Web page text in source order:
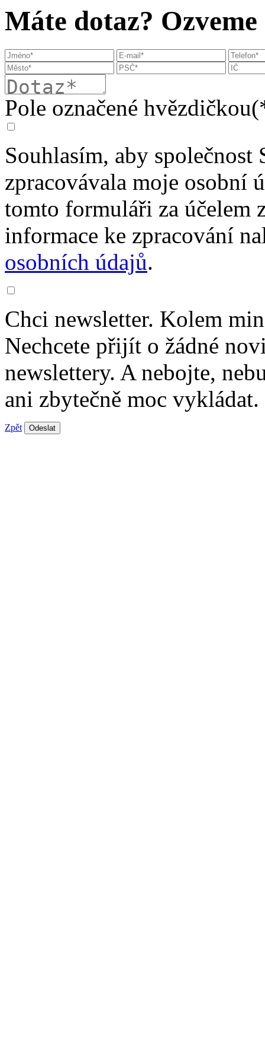
Máte dotaz? Ozveme
Pole označené
Souhlasím, aby společnost
zpracovávala moje osobní
tomto formuláři za účelem
informace ke zpracování
osobních údajů.
Chci newsletter. Kolem
Nechcete přijít o žádné
newslettery. A nebojte,
ani zbytečně moc vykládat.
Zpět Odeslat